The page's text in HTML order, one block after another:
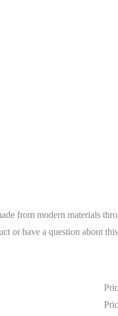
from modern materials
or have a question about